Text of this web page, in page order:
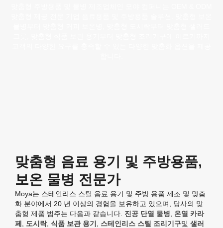
맞춤형 음료 용기 및 주방용품,
보온 물병 전문가
Moya는 스테인리스 스틸 음료 용기 및 주방 용품 제조 및 맞춤
화 분야에서 20 년 이상의 경험을 보유하고 있으며, 당사의 맞
춤형 제품 범주는 다음과 같습니다. 진공 단열 물병
온열 카라
페
도시락, 식품 보관 용기 스테인리스 스틸 조리기구및 샐러